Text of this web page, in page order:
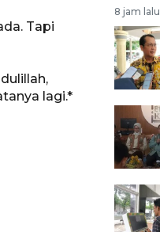
Tapi
lagi.*
8 jam lalu